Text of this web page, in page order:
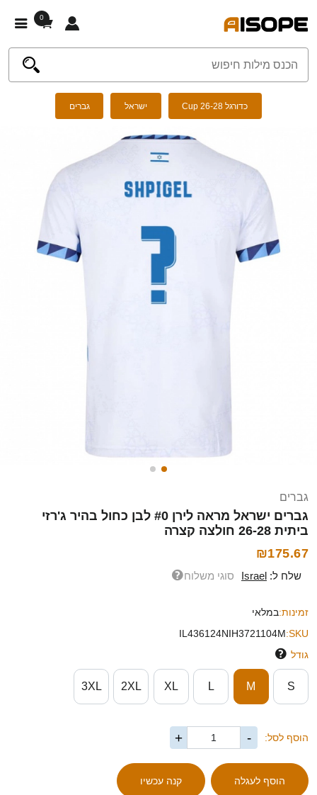
0
כדורגל Cup 26-28 ישראל גברים
גברים
גברים ישראל מראה לירן #0 לבן כחול בהיר ג'רזי
ביתית 26-28 חולצה קצרה
₪175.67
שלח ל: Israel סוגי משלוח
זמינות:במלאי
SKU:
IL436124NIH3721104M
גודל
S
M
L
XL
2XL
3XL
הוסף לסל: -
+